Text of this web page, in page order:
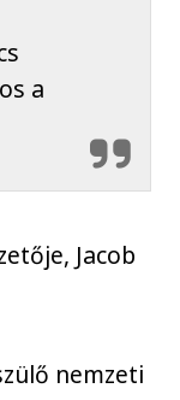
a
Jacob
nemzeti